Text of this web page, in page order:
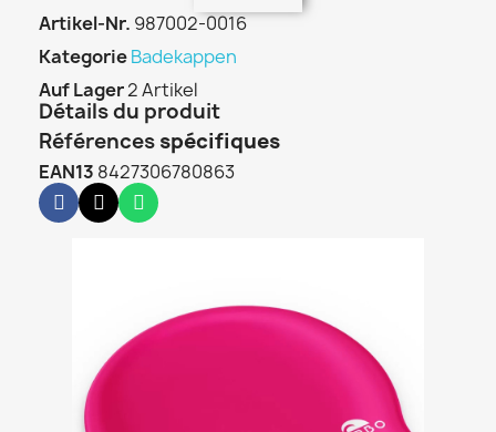
Artikel-Nr. 987002-0016
KategorieBadekappen
Auf Lager2 Artikel
Détails du produit
Références spécifiques
EAN13 8427306780863